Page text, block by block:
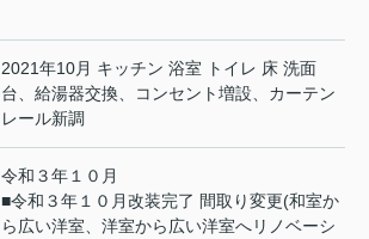
2021年10月 キッチン 浴室 トイレ 床 洗面
台、給湯器交換、コンセント増設、カーテン
レール新調
令和３年１０月
■令和３年１０月改装完了 間取り変更(和室か
ら広い洋室、洋室から広い洋室へリノベーシ